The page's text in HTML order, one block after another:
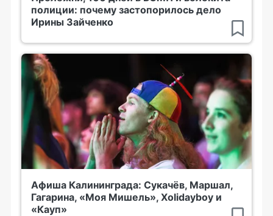
полиции: почему застопорилось дело
Ирины Зайченко
Афиша Калининграда: Сукачёв, Маршал,
Гагарина, «Моя Мишель», Xolidayboy и
«Кауп»